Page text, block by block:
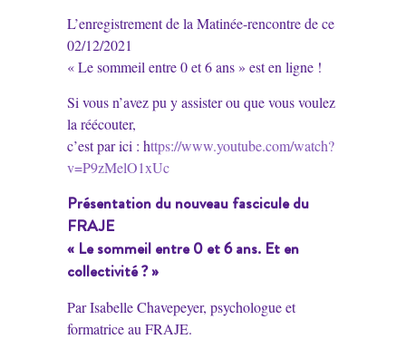
L’enregistrement de la Matinée-rencontre de ce
02/12/2021
« Le sommeil entre 0 et 6 ans » est en ligne !
Si vous n’avez pu y assister ou que vous voulez
la réécouter,
c’est par ici : https://www.youtube.com/watch?
v=P9zMelO1xUc
Présentation du nouveau fascicule du
FRAJE
« Le sommeil entre 0 et 6 ans. Et en
collectivité ? »
Par Isabelle Chavepeyer, psychologue et
formatrice au FRAJE.